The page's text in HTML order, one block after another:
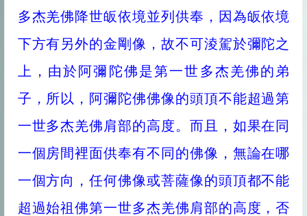
多杰羌佛降世皈依境並列供奉，因為皈依境
下方有另外的金剛像，故不可淩駕於彌陀之
上，由於阿彌陀佛是第一世多杰羌佛的弟
子，所以，阿彌陀佛佛像的頭頂不能超過第
一世多杰羌佛肩部的高度。而且，如果在同
一個房間裡面供奉有不同的佛像，無論在哪
一個方向，任何佛像或菩薩像的頭頂都不能
超過始祖佛第一世多杰羌佛肩部的高度，否
最近更新